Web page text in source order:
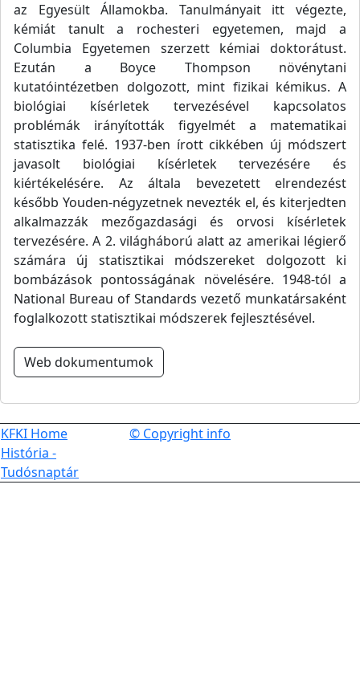
az Egyesült Államokba. Tanulmányait itt végezte,
kémiát tanult a rochesteri egyetemen, majd a
Columbia Egyetemen szerzett kémiai doktorátust.
Ezután a Boyce Thompson növénytani
kutatóintézetben dolgozott, mint fizikai kémikus. A
biológiai kísérletek tervezésével kapcsolatos
problémák irányították figyelmét a matematikai
statisztika felé. 1937-ben írott cikkében új módszert
javasolt biológiai kísérletek tervezésére és
kiértékelésére. Az általa bevezetett elrendezést
később Youden-négyzetnek nevezték el, és kiterjedten
alkalmazzák mezőgazdasági és orvosi kísérletek
tervezésére. A 2. világháború alatt az amerikai légierő
számára új statisztikai módszereket dolgozott ki
bombázások pontosságának növelésére. 1948-tól a
National Bureau of Standards vezető munkatársaként
foglalkozott statisztikai módszerek fejlesztésével.
Web dokumentumok
KFKI Home
História -
Tudósnaptár
© Copyright info